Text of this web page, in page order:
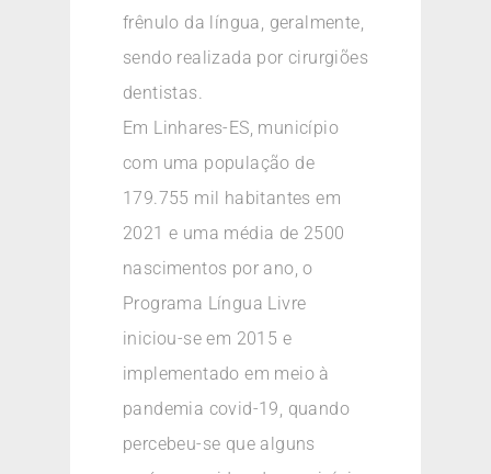
frênulo da língua, geralmente,
sendo realizada por cirurgiões
dentistas.
Em Linhares-ES, município
com uma população de
179.755 mil habitantes em
2021 e uma média de 2500
nascimentos por ano, o
Programa Língua Livre
iniciou-se em 2015 e
implementado em meio à
pandemia covid-19, quando
percebeu-se que alguns